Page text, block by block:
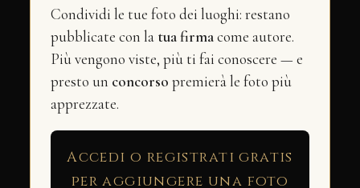
Condividi le tue foto dei luoghi: restano
pubblicate con la tua firmacome autore.
Più vengono viste, più ti fai conoscere — e
presto un concorso premierà le foto più
apprezzate.
Accedi o registrati gratis
per aggiungere una foto